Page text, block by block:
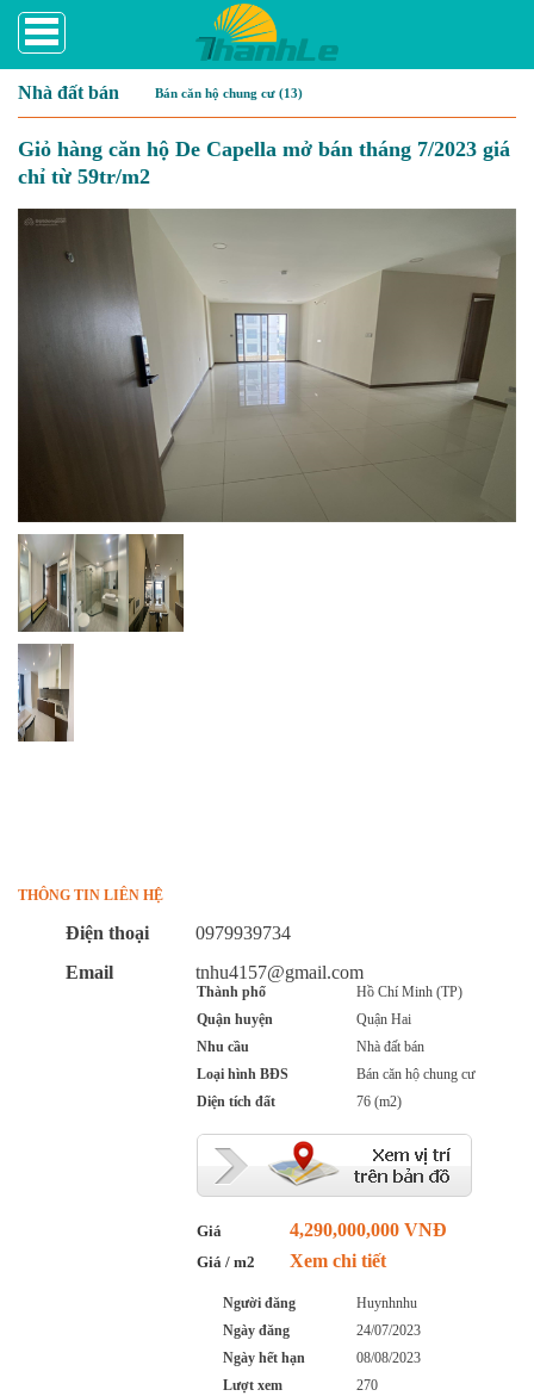
Nhà đất bán Bán căn hộ chung cư (13)
Giỏ hàng căn hộ De Capella mở bán tháng 7/2023 giá
chỉ từ 59tr/m2
THÔNG TIN LIÊN HỆ
Điện thoại
0979939734
Email
tnhu4157@gmail.com
Thành phố
Hồ Chí Minh (TP)
Quận huyện
Quận Hai
Nhu cầu
Nhà đất bán
Loại hình BĐS
Bán căn hộ chung cư
Diện tích đất
76 (m2)
Giá 4,290,000,000 VNĐ
Giá / m2 Xem chi tiết
Người đăng
Huynhnhu
Ngày đăng
24/07/2023
Ngày hết hạn
08/08/2023
Lượt xem
270